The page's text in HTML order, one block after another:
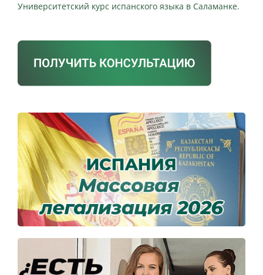
Университетский курс испанского языка в Саламанке.